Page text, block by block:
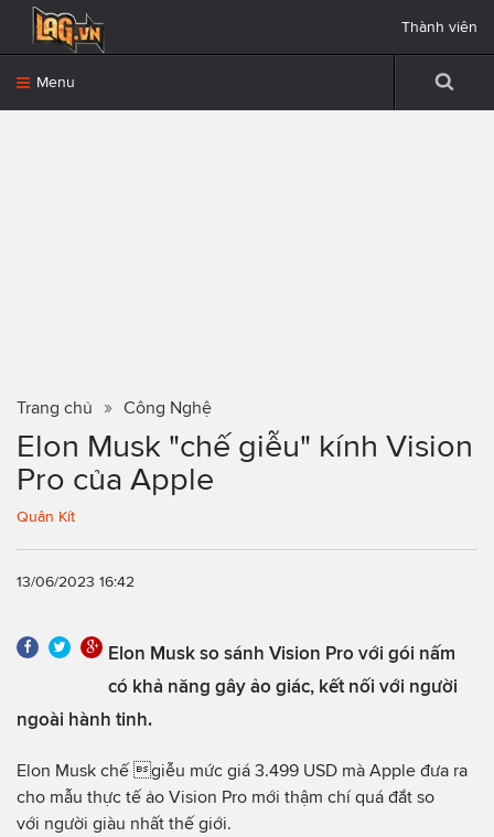
Menu
Thành viên
Trang chủ Công Nghệ
Elon Musk "chế giễu" kính Vision
Pro của Apple
Quân Kít
13/06/2023 16:42
Elon Musk so sánh Vision Pro với gói nấm
có khả năng gây ảo giác, kết nối với người
ngoài hành tinh.
Elon Musk chế giễu mức giá 3.499 USD mà Apple đưa ra
cho mẫu thực tế ảo Vision Pro mới thậm chí quá đắt so
với người giàu nhất thế giới.